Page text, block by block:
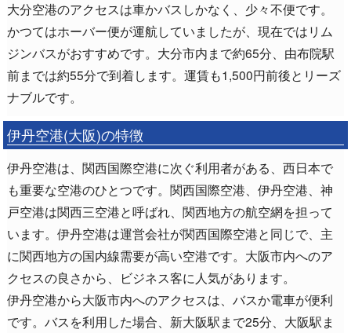
大分空港のアクセスは車かバスしかなく、少々不便です。
かつてはホーバー便が運航していましたが、現在ではリム
ジンバスがおすすめです。大分市内まで約65分、由布院駅
前までは約55分で到着します。運賃も1,500円前後とリーズ
ナブルです。
伊丹空港(大阪)の特徴
伊丹空港は、関西国際空港に次ぐ利用者がある、西日本で
も重要な空港のひとつです。関西国際空港、伊丹空港、神
戸空港は関西三空港と呼ばれ、関西地方の航空網を担って
います。伊丹空港は運営会社が関西国際空港と同じで、主
に関西地方の国内線需要が高い空港です。大阪市内へのア
クセスの良さから、ビジネス客に人気があります。
伊丹空港から大阪市内へのアクセスは、バスか電車が便利
です。バスを利用した場合、新大阪駅まで25分、大阪駅ま